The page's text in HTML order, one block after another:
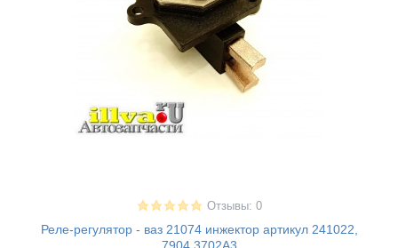
Отзывы: 0
Реле-регулятор - ваз 21074 инжектор артикул 241022,